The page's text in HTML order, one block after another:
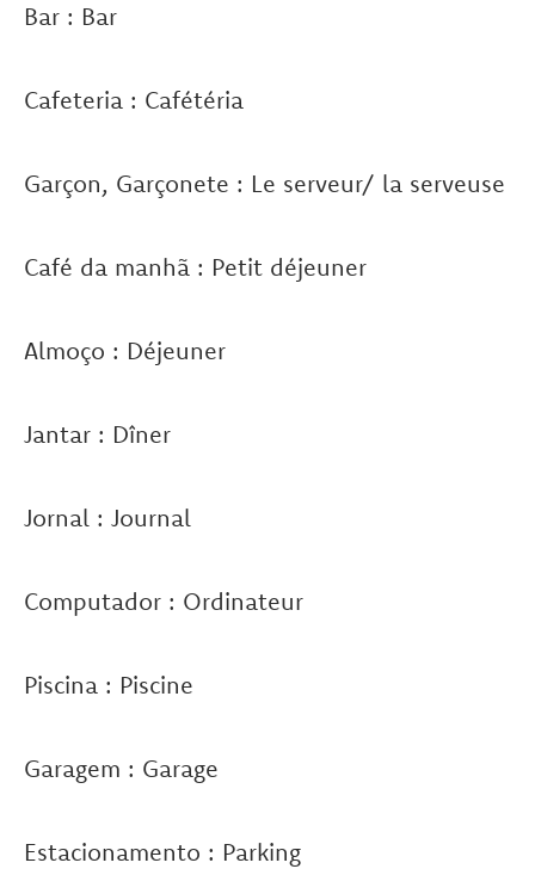
Bar : Bar
Cafeteria : Cafétéria
Garçon, Garçonete : Le serveur/ la serveuse
Café da manhã : Petit déjeuner
Almoço : Déjeuner
Jantar : Dîner
Jornal : Journal
Computador : Ordinateur
Piscina : Piscine
Garagem : Garage
Estacionamento : Parking